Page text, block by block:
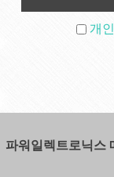
개
파워일렉트로닉스